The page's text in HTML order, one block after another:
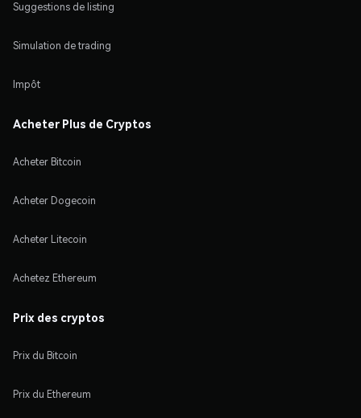
Suggestions de listing
Simulation de trading
Impôt
Acheter Plus de Cryptos
Acheter Bitcoin
Acheter Dogecoin
Acheter Litecoin
Achetez Ethereum
Prix des cryptos
Prix du Bitcoin
Prix du Ethereum